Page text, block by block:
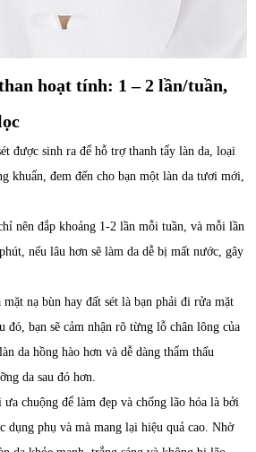
hoạt tính: 1 – 2 lần/tuần,
được sinh ra để hỗ trợ thanh tẩy làn da, loại
khuẩn, đem đến cho bạn một làn da tươi mới,
nên đắp khoảng 1-2 lần mỗi tuần, và mỗi lần
nếu lâu hơn sẽ làm da dễ bị mất nước, gây
nạ bùn hay đất sét là bạn phải đi rửa mặt
đó, bạn sẽ cảm nhận rõ từng lỗ chân lông của
da hồng hào hơn và dễ dàng thẩm thấu
da sau đó hơn.
chuộng để làm đẹp và chống lão hóa là bởi
dụng phụ và mà mang lại hiệu quả cao. Nhờ